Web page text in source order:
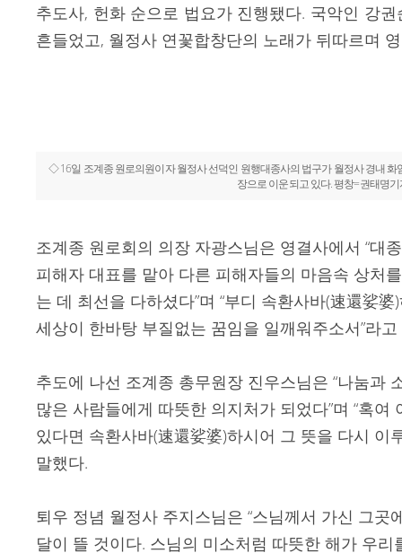
추도사, 헌화 순으로 법요가 진행됐다. 국악인 강
흔들었고, 월정사 연꽃합창단의 노래가 뒤따르며
◇ 16일 조계종 원로의원이자 월정사 선덕인 원행대종사의 법구가 월정사 경내
장으로 이운되고 있다. 평창=권태명기
조계종 원로회의 의장 자광스님은 영결사에서 “대
피해자 대표를 맡아 다른 피해자들의 마음속 상처
는 데 최선을 다하셨다”며 “부디 속환사바(速還娑
세상이 한바탕 부질없는 꿈임을 일깨워주소서”라
추도에 나선 조계종 총무원장 진우스님은 “나눔과
많은 사람들에게 따뜻한 의지처가 되었다”며 “혹
있다면 속환사바(速還娑婆)하시어 그 뜻을 다시 이
말했다.
퇴우 정념 월정사 주지스님은 “스님께서 가신 그곳
달이 뜰 것이다. 스님의 미소처럼 따뜻한 해가 우